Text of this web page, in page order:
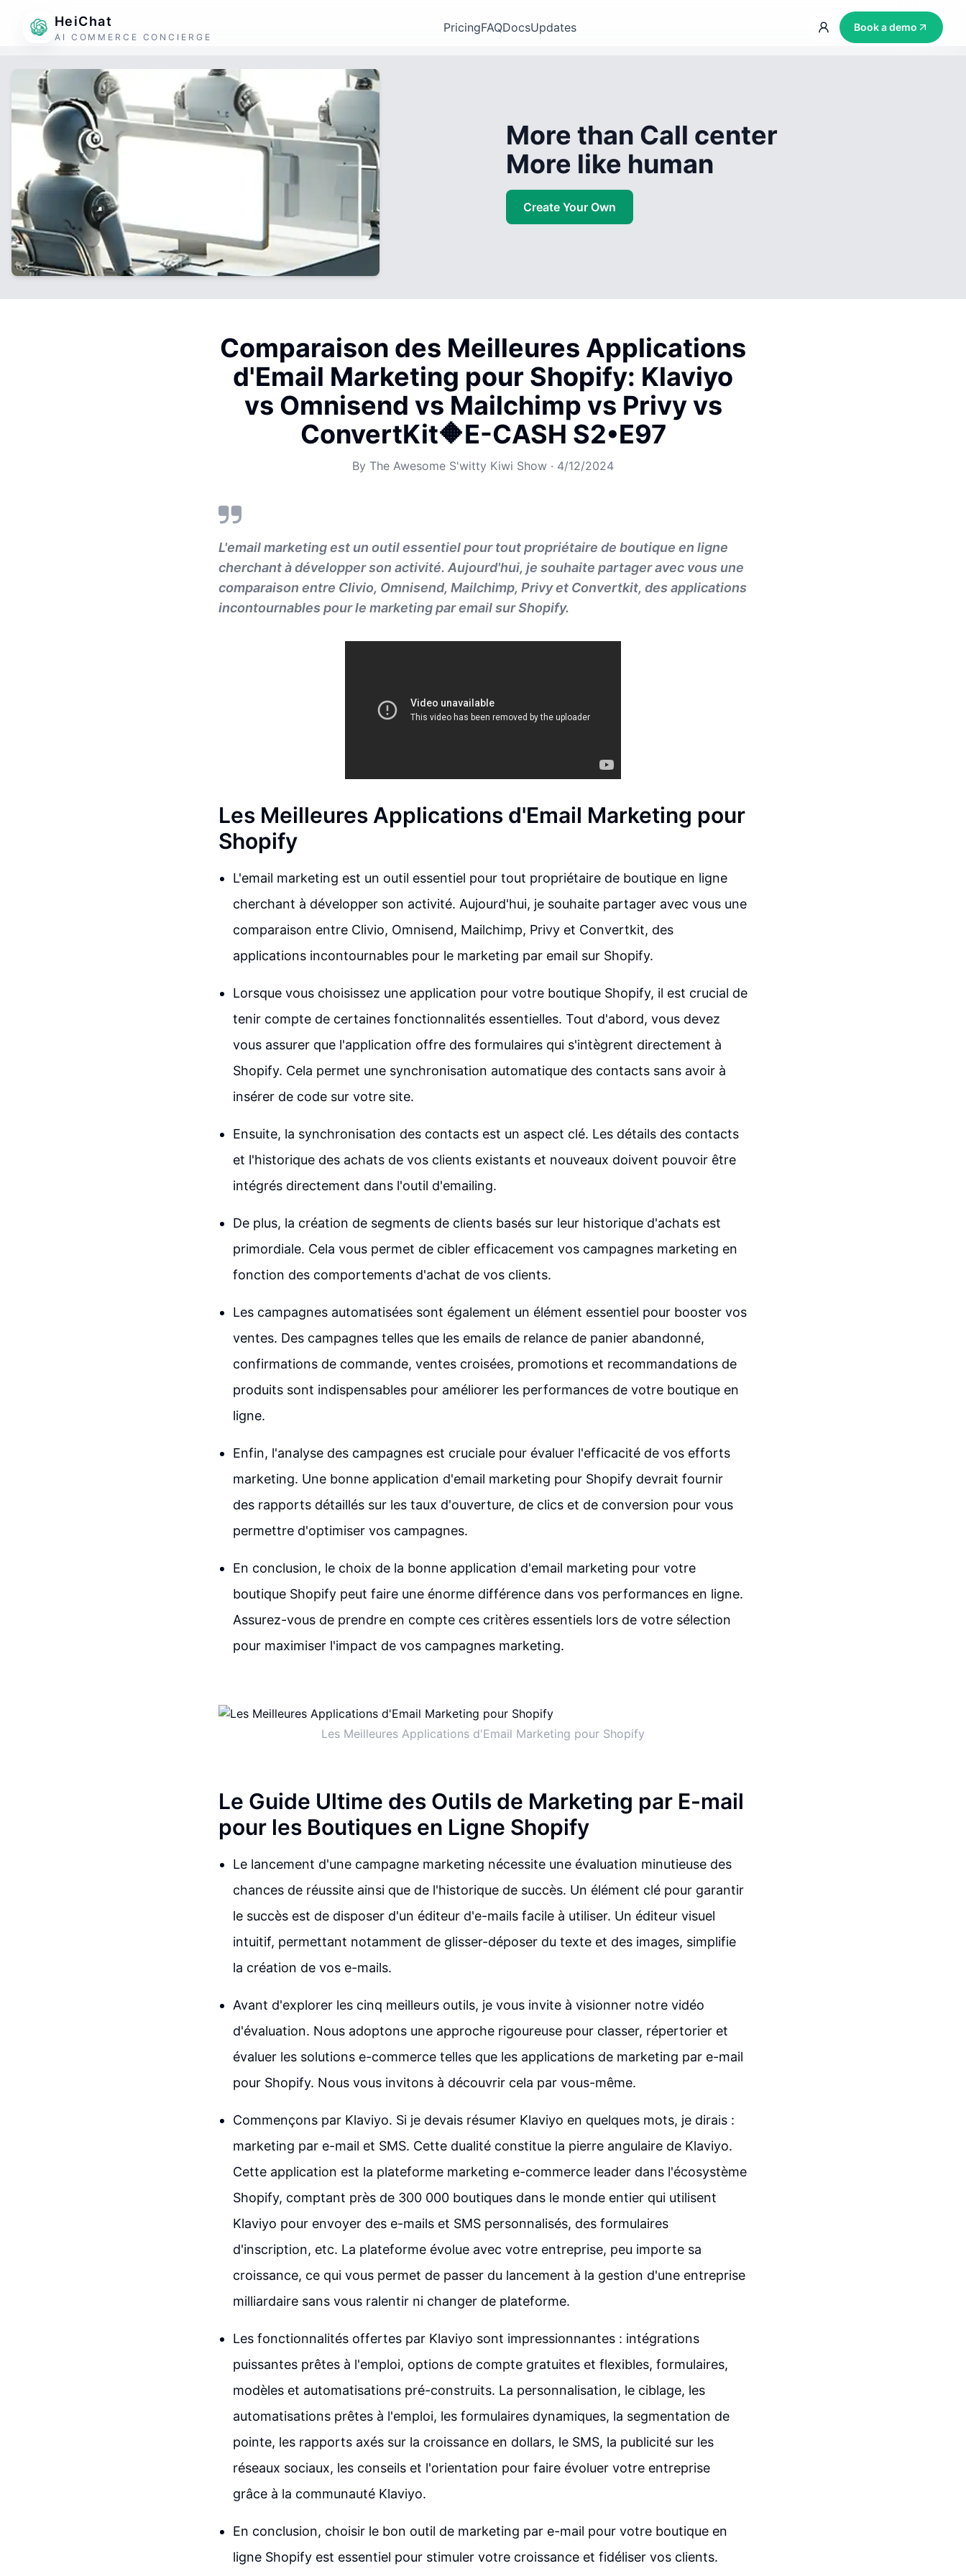
HeiChat
AI COMMERCE CONCIERGE
PricingFAQDocsUpdates Book a demo
More than Call center
More like human
Create Your Own
Comparaison des Meilleures Applications
d'Email Marketing pour Shopify: Klaviyo
vs Omnisend vs Mailchimp vs Privy vs
ConvertKit🔶E-CASH S2•E97
By The Awesome S'witty Kiwi Show · 4/12/2024
L'email marketing est un outil essentiel pour tout propriétaire de boutique en ligne
cherchant à développer son activité. Aujourd'hui, je souhaite partager avec vous une
comparaison entre Clivio, Omnisend, Mailchimp, Privy et Convertkit, des applications
incontournables pour le marketing par email sur Shopify.
Les Meilleures Applications d'Email Marketing pour
Shopify
L'email marketing est un outil essentiel pour tout propriétaire de boutique en ligne
cherchant à développer son activité. Aujourd'hui, je souhaite partager avec vous une
comparaison entre Clivio, Omnisend, Mailchimp, Privy et Convertkit, des
applications incontournables pour le marketing par email sur Shopify.
Lorsque vous choisissez une application pour votre boutique Shopify, il est crucial de
tenir compte de certaines fonctionnalités essentielles. Tout d'abord, vous devez
vous assurer que l'application offre des formulaires qui s'intègrent directement à
Shopify. Cela permet une synchronisation automatique des contacts sans avoir à
insérer de code sur votre site.
Ensuite, la synchronisation des contacts est un aspect clé. Les détails des contacts
et l'historique des achats de vos clients existants et nouveaux doivent pouvoir être
intégrés directement dans l'outil d'emailing.
De plus, la création de segments de clients basés sur leur historique d'achats est
primordiale. Cela vous permet de cibler efficacement vos campagnes marketing en
fonction des comportements d'achat de vos clients.
Les campagnes automatisées sont également un élément essentiel pour booster vos
ventes. Des campagnes telles que les emails de relance de panier abandonné,
confirmations de commande, ventes croisées, promotions et recommandations de
produits sont indispensables pour améliorer les performances de votre boutique en
ligne.
Enfin, l'analyse des campagnes est cruciale pour évaluer l'efficacité de vos efforts
marketing. Une bonne application d'email marketing pour Shopify devrait fournir
des rapports détaillés sur les taux d'ouverture, de clics et de conversion pour vous
permettre d'optimiser vos campagnes.
En conclusion, le choix de la bonne application d'email marketing pour votre
boutique Shopify peut faire une énorme différence dans vos performances en ligne.
Assurez-vous de prendre en compte ces critères essentiels lors de votre sélection
pour maximiser l'impact de vos campagnes marketing.
Les Meilleures Applications d'Email Marketing pour Shopify
Le Guide Ultime des Outils de Marketing par E-mail
pour les Boutiques en Ligne Shopify
Le lancement d'une campagne marketing nécessite une évaluation minutieuse des
chances de réussite ainsi que de l'historique de succès. Un élément clé pour garantir
le succès est de disposer d'un éditeur d'e-mails facile à utiliser. Un éditeur visuel
intuitif, permettant notamment de glisser-déposer du texte et des images, simplifie
la création de vos e-mails.
Avant d'explorer les cinq meilleurs outils, je vous invite à visionner notre vidéo
d'évaluation. Nous adoptons une approche rigoureuse pour classer, répertorier et
évaluer les solutions e-commerce telles que les applications de marketing par e-mail
pour Shopify. Nous vous invitons à découvrir cela par vous-même.
Commençons par Klaviyo. Si je devais résumer Klaviyo en quelques mots, je dirais :
marketing par e-mail et SMS. Cette dualité constitue la pierre angulaire de Klaviyo.
Cette application est la plateforme marketing e-commerce leader dans l'écosystème
Shopify, comptant près de 300 000 boutiques dans le monde entier qui utilisent
Klaviyo pour envoyer des e-mails et SMS personnalisés, des formulaires
d'inscription, etc. La plateforme évolue avec votre entreprise, peu importe sa
croissance, ce qui vous permet de passer du lancement à la gestion d'une entreprise
milliardaire sans vous ralentir ni changer de plateforme.
Les fonctionnalités offertes par Klaviyo sont impressionnantes : intégrations
puissantes prêtes à l'emploi, options de compte gratuites et flexibles, formulaires,
modèles et automatisations pré-construits. La personnalisation, le ciblage, les
automatisations prêtes à l'emploi, les formulaires dynamiques, la segmentation de
pointe, les rapports axés sur la croissance en dollars, le SMS, la publicité sur les
réseaux sociaux, les conseils et l'orientation pour faire évoluer votre entreprise
grâce à la communauté Klaviyo.
En conclusion, choisir le bon outil de marketing par e-mail pour votre boutique en
ligne Shopify est essentiel pour stimuler votre croissance et fidéliser vos clients.